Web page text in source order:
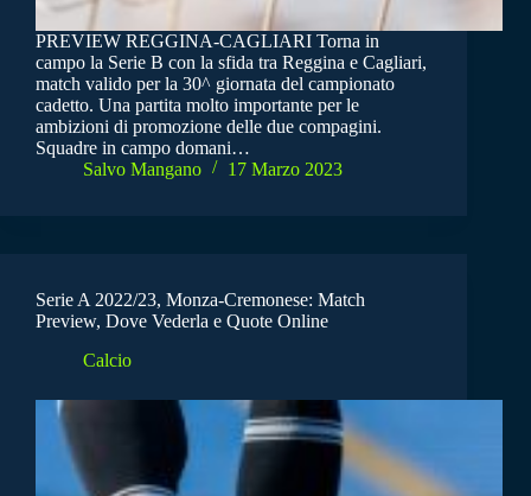
PREVIEW REGGINA-CAGLIARI Torna in
campo la Serie B con la sfida tra Reggina e Cagliari,
match valido per la 30^ giornata del campionato
cadetto. Una partita molto importante per le
ambizioni di promozione delle due compagini.
Squadre in campo domani…
Salvo Mangano
17 Marzo 2023
Serie A 2022/23, Monza-Cremonese: Match
Preview, Dove Vederla e Quote Online
Calcio